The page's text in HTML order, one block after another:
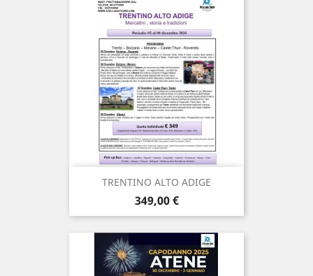
TRENTINO ALTO ADIGE
Prezzo
349,00 €